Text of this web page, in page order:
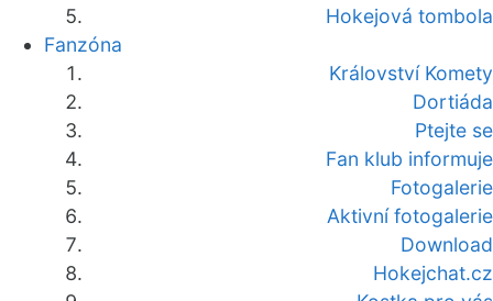
Hokejová tombola
Fanzóna
Království Komety
Dortiáda
Ptejte se
Fan klub informuje
Fotogalerie
Aktivní fotogalerie
Download
Hokejchat.cz